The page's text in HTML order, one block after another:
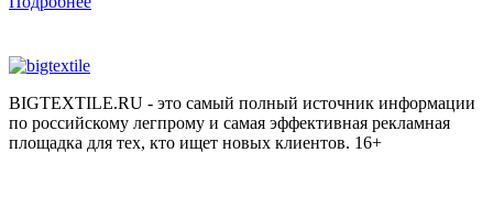
BIGTEXTILE.RU - это самый полный источник информации
по российскому легпрому и самая эффективная рекламная
площадка для тех, кто ищет новых клиентов. 16+